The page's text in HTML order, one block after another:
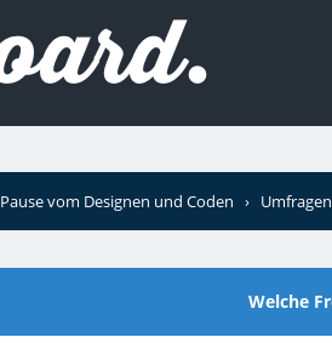
Pause vom Designen und Coden › Umfragen
Welche